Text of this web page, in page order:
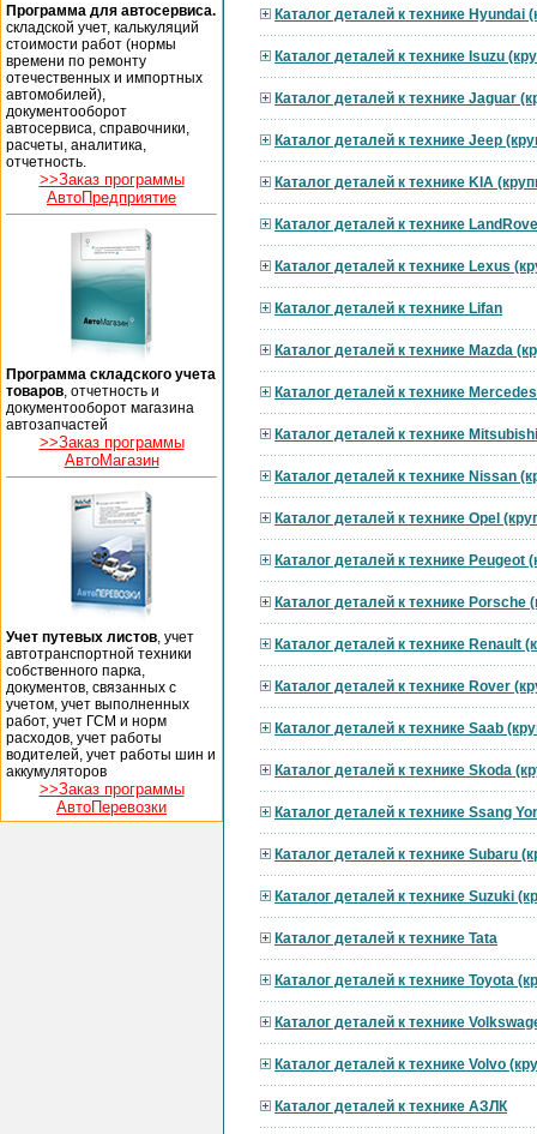
Программа для автосервиса.
складской учет, калькуляций
стоимости работ (нормы
времени по ремонту
отечественных и импортных
автомобилей),
документооборот
автосервиса, справочники,
расчеты, аналитика,
отчетность.
>>Заказ программы
АвтоПредприятие
Программа складского учета
товаров , отчетность и
документооборот магазина
автозапчастей
>>Заказ программы
АвтоМагазин
Учет путевых листов , учет
автотранспортной техники
собственного парка,
документов, связанных с
учетом, учет выполненных
работ, учет ГСМ и норм
расходов, учет работы
водителей, учет работы шин и
аккумуляторов
>>Заказ программы
АвтоПеревозки
Каталог деталей к технике Hyundai
Каталог деталей к технике Isuzu
Каталог деталей к технике Jaguar
Каталог деталей к технике Jeep
Каталог деталей к технике KIA
Каталог деталей к технике
Каталог деталей к технике Lexus
Каталог деталей к технике Lifan
Каталог деталей к технике Mazda
Каталог деталей к технике
Каталог деталей к технике
Каталог деталей к технике Nissan
Каталог деталей к технике Opel
Каталог деталей к технике Peugeot
Каталог деталей к технике Porsche
Каталог деталей к технике Renault
Каталог деталей к технике Rover
Каталог деталей к технике Saab
Каталог деталей к технике Skoda
Каталог деталей к технике Ssang
Каталог деталей к технике Subaru
Каталог деталей к технике Suzuki
Каталог деталей к технике Tata
Каталог деталей к технике Toyota
Каталог деталей к технике
Каталог деталей к технике Volvo
Каталог деталей к технике АЗЛК